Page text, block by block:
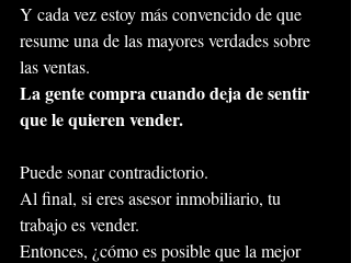
Y cada vez estoy más convencido de que
resume una de las mayores verdades sobre
las ventas.
La gente compra cuando deja de sentir
que le quieren vender.
Puede sonar contradictorio.
Al final, si eres asesor inmobiliario, tu
trabajo es vender.
Entonces, ¿cómo es posible que la mejor